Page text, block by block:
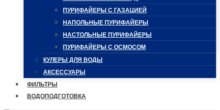
ПУРИФАЙЕРЫ С ГАЗАЦИЕЙ
НАПОЛЬНЫЕ ПУРИФАЙЕРЫ
НАСТОЛЬНЫЕ ПУРИФАЙЕРЫ
ПУРИФАЙЕРЫ С ОСМОСОМ
КУЛЕРЫ ДЛЯ ВОДЫ
АКСЕССУАРЫ
ФИЛЬТРЫ
ВОДОПОДГОТОВКА